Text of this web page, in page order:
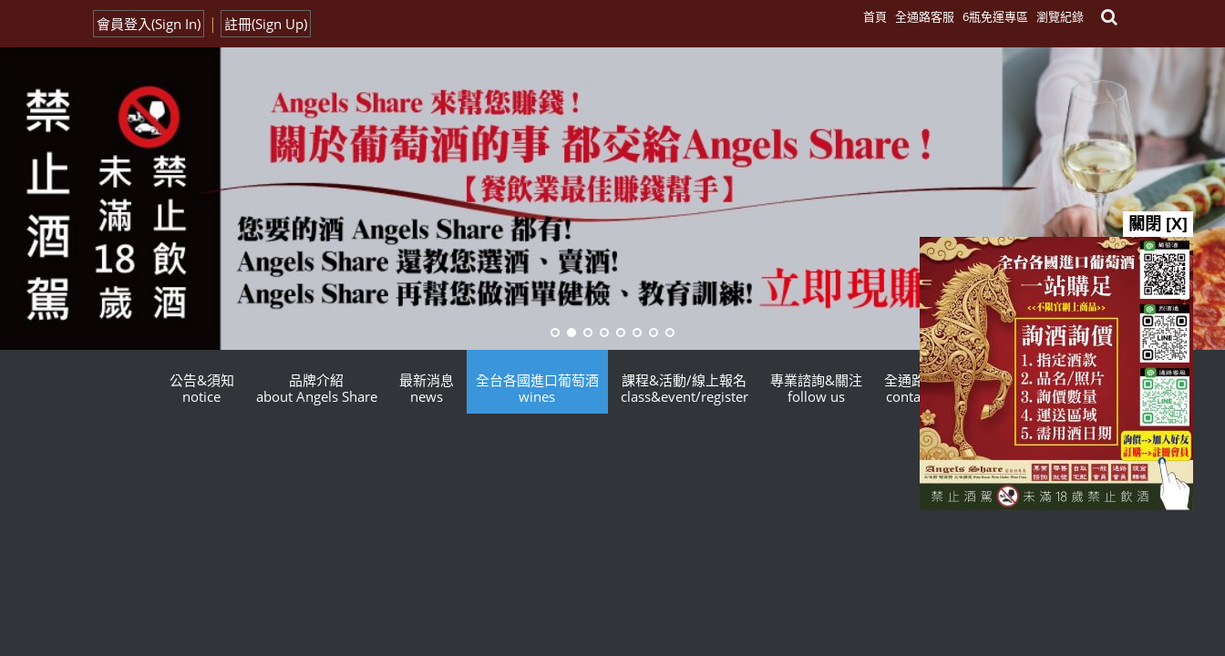
首頁 全通路客服 6瓶免運專區 瀏覽紀錄
會員登入(Sign In) | 註冊(Sign Up)
公告&須知
notice
品牌介紹
about Angels Share
最新消息
news
全台各國進口葡萄酒
wines
課程&活動/線上報名
class&event/register
專業諮詢&關注
follow us
全通路客服
contact us
台灣酒商聯盟
TWSMA
關閉 [X]